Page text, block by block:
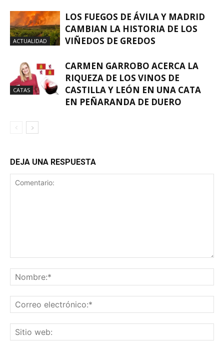
ACTUALIDAD
LOS FUEGOS DE ÁVILA Y MADRID
CAMBIAN LA HISTORIA DE LOS
VIÑEDOS DE GREDOS
CATAS
CARMEN GARROBO ACERCA LA
RIQUEZA DE LOS VINOS DE
CASTILLA Y LEÓN EN UNA CATA
EN PEÑARANDA DE DUERO
DEJA UNA RESPUESTA